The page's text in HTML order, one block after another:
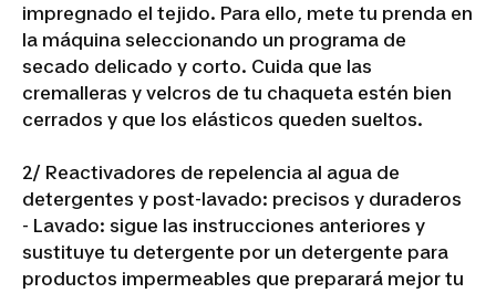
impregnado el tejido. Para ello, mete tu prenda en
la máquina seleccionando un programa de
secado delicado y corto. Cuida que las
cremalleras y velcros de tu chaqueta estén bien
cerrados y que los elásticos queden sueltos.
2/ Reactivadores de repelencia al agua de
detergentes y post-lavado: precisos y duraderos
- Lavado: sigue las instrucciones anteriores y
sustituye tu detergente por un detergente para
productos impermeables que preparará mejor tu